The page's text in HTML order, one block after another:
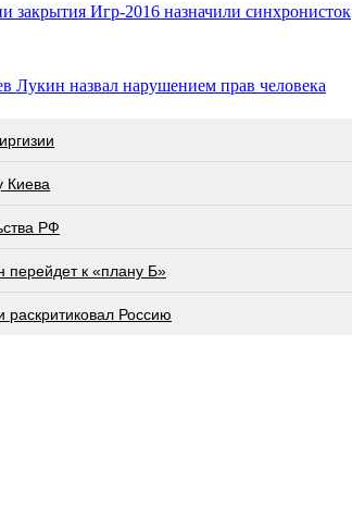
Игр-2016 назначили синхронисток
Лукин назвал нарушением прав человека
Киева
РФ
перейдет к «плану Б»
Россию